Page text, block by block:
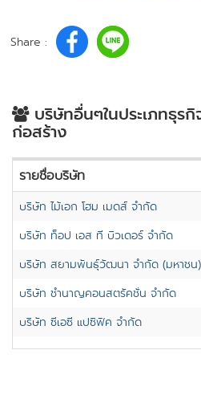
Share :
บริษัทอื่นๆในประเภทธุร
ก่อสร้าง
รายชื่อบริษัท
บริษัท ไม้เอก โฮม เมดส์ จำกัด
บริษัท ท็อป เอส ที บิวเดอร์ จำกัด
บริษัท สยามพันธุ์วัฒนา จำกัด (มหาชน)
บริษัท ชำนาญคอนสตรัคชั่น จำกัด
บริษัท ซีเอซี แปซิฟิค จำกัด